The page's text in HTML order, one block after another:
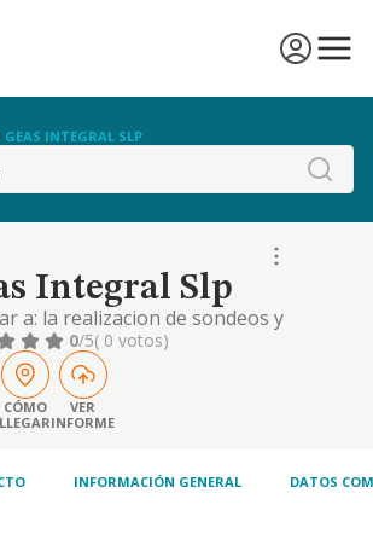
GEAS INTEGRAL SLP
Integral Slp
a: la realizacion de sondeos y
y la asistencia tecnica como
de ensayos para el control de
de la edificacion en susareas de
y medioambiente.
0/5( 0 votos)
CÓMO
LLEGAR
VER
INFORME
INFORMACIÓN GENERAL DATOS